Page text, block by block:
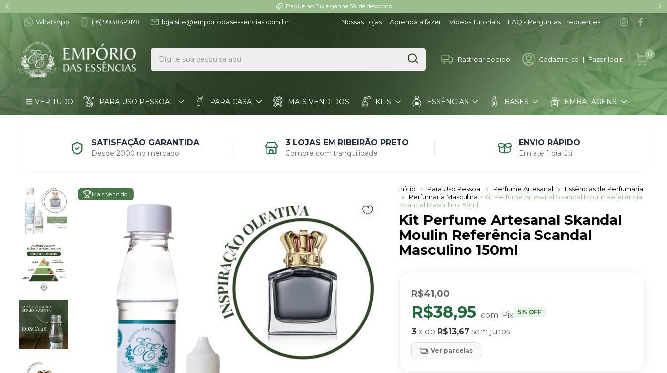
3 lojas em Ribeirão Preto (SP) desde 2000
WhatsApp (16) 99384-9128 loja.site@emporiodasessencias.com.br Nossas Lojas Aprenda a fazer Vídeos Tutoriais FAQ - Perguntas Frequentes
Rastrear pedido Cadastre-se | Fazer login
0
VER TUDO PARA USO PESSOAL PARA CASA MAIS VENDIDOS KITS ESSÊNCIAS BASES EMBALAGENS
SATISFAÇÃO GARANTIDA
Desde 2000 no mercado
3 LOJAS EM RIBEIRÃO PRETO
Compre com tranquilidade
ENVIO RÁPIDO
Em até 1 dia útil
Mais Vendido
Mais Vendido
Início Para Uso Pessoal Perfume Artesanal
Essências de Perfumaria
Perfumaria Masculina > Kit Perfume Artesanal Skandal Moulin Referência
Scandal Masculino 150ml
Kit Perfume Artesanal Skandal
Moulin Referência Scandal
Masculino 150ml
R$41,00
R$38,95 com Pix 5% OFF
3 x de R$13,67 sem juros
Ver parcelas